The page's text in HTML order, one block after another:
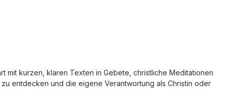
mit kurzen, klaren Texten in Gebete, christliche Meditationen
entdecken und die eigene Verantwortung als Christin oder